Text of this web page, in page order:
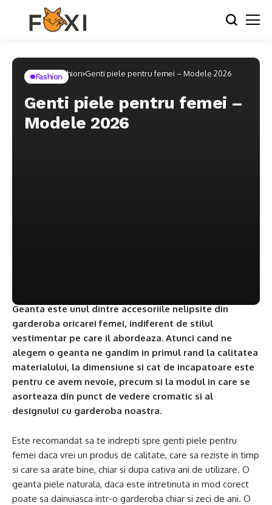
Home Fashion Genti piele pentru femei – Modele 2026
Fashion
Genti piele pentru femei –
Modele 2026
Geanta este unul dintre accesoriile nelipsite din
garderoba oricarei femei, indiferent de stilul
vestimentar pe care il abordeaza. Atunci cand ne
alegem o geanta ne gandim in primul rand la calitatea
materialului, la dimensiune si cat de incapatoare este
pentru ce avem nevoie, precum si la modul in care se
asorteaza din punct de vedere cromatic si al
designului cu garderoba noastra.
Este recomandat sa te indrepti spre genti piele pentru
femei daca vrei un produs de calitate, care sa reziste in timp
si care sa arate bine, chiar si dupa cativa ani de utilizare. O
geanta piele naturala, daca este intretinuta in mod corect
poate sa dainuiasca intr-o garderoba chiar si zeci de ani. O